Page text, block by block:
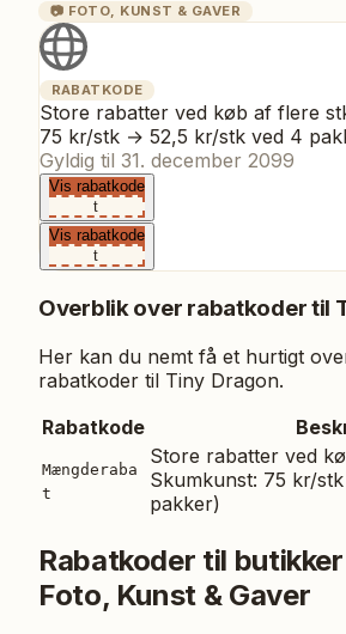
📷 FOTO, KUNST & GAVER
RABATKODE
Store rabatter ved køb af flere
75 kr/stk → 52,5 kr/stk ved 4
Gyldig til 31. december 2099
Vis rabatkode
t
Vis rabatkode
t
Overblik over rabatkoder til
Her kan du nemt få et hurtigt
rabatkoder til Tiny Dragon.
Rabatkode
Mængderaba
t
Store rabatter ved
Skumkunst: 75 kr/
pakker)
Rabatkoder til
Foto, Kunst & Gaver